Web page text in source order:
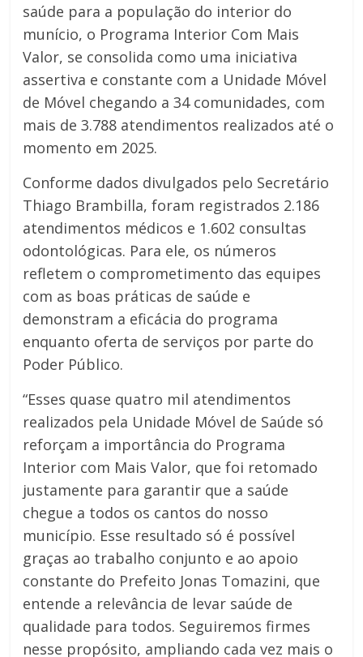
saúde para a população do interior do
munício, o Programa Interior Com Mais
Valor, se consolida como uma iniciativa
assertiva e constante com a Unidade Móvel
de Móvel chegando a 34 comunidades, com
mais de 3.788 atendimentos realizados até o
momento em 2025.
Conforme dados divulgados pelo Secretário
Thiago Brambilla, foram registrados 2.186
atendimentos médicos e 1.602 consultas
odontológicas. Para ele, os números
refletem o comprometimento das equipes
com as boas práticas de saúde e
demonstram a eficácia do programa
enquanto oferta de serviços por parte do
Poder Público.
“Esses quase quatro mil atendimentos
realizados pela Unidade Móvel de Saúde só
reforçam a importância do Programa
Interior com Mais Valor, que foi retomado
justamente para garantir que a saúde
chegue a todos os cantos do nosso
município. Esse resultado só é possível
graças ao trabalho conjunto e ao apoio
constante do Prefeito Jonas Tomazini, que
entende a relevância de levar saúde de
qualidade para todos. Seguiremos firmes
nesse propósito, ampliando cada vez mais o